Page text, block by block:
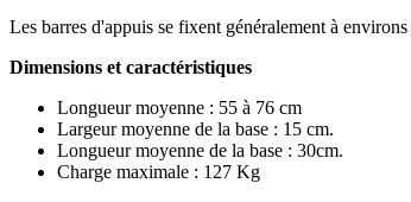
Les barres d'appuis se fixent généralement à
Dimensions et caractéristiques
Longueur moyenne : 55 à 76 cm
Largeur moyenne de la base : 15 cm.
Longueur moyenne de la base : 30cm.
Charge maximale : 127 Kg